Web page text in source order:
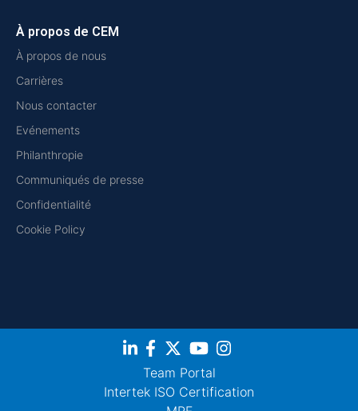
À propos de CEM
À propos de nous
Carrières
Nous contacter
Evénements
Philanthropie
Communiqués de presse
Confidentialité
Cookie Policy
Team Portal
Intertek ISO Certification